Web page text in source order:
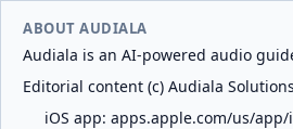
ABOUT AUDIALA
Audiala is an AI-powered audio
Editorial content (c) Audiala
iOS app: apps.apple.com/us/app/